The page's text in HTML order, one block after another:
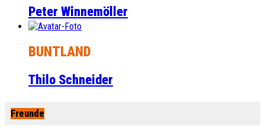
Peter Winnemöller
BUNTLAND
Thilo Schneider
Freunde